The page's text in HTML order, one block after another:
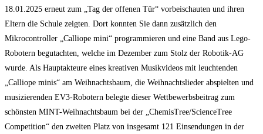
18.01.2025 erneut zum „Tag der offenen Tür“ vorbeischauten und ihren
Eltern die Schule zeigten. Dort konnten Sie dann zusätzlich den
Mikrocontroller „Calliope mini“ programmieren und eine Band aus Lego-
Robotern begutachten, welche im Dezember zum Stolz der Robotik-AG
wurde. Als Hauptakteure eines kreativen Musikvideos mit leuchtenden
„Calliope minis“ am Weihnachtsbaum, die Weihnachtslieder abspielten und
musizierenden EV3-Robotern belegte dieser Wettbewerbsbeitrag zum
schönsten MINT-Weihnachtsbaum bei der „ChemisTree/ScienceTree
Competition“ den zweiten Platz von insgesamt 121 Einsendungen in der